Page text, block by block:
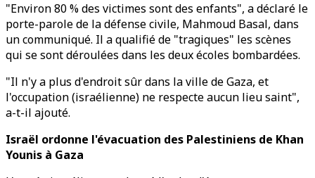
"Environ 80 % des victimes sont des enfants", a déclaré le
porte-parole de la défense civile, Mahmoud Basal, dans
un communiqué. Il a qualifié de "tragiques" les scènes
qui se sont déroulées dans les deux écoles bombardées.
"Il n'y a plus d'endroit sûr dans la ville de Gaza, et
l'occupation (israélienne) ne respecte aucun lieu saint",
a-t-il ajouté.
Israël ordonne l'évacuation des Palestiniens de Khan
Younis à Gaza